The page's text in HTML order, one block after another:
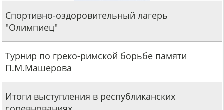
Спортивно-оздоровительный лагерь
"Олимпиец"
Турнир по греко-римской борьбе памяти
П.М.Машерова
Итоги выступления в республиканских